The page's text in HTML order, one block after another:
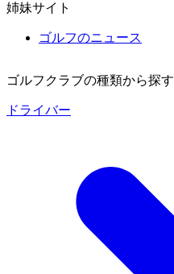
姉妹サイト
ゴルフのニュース
ゴルフクラブの種類から探す
ドライバー